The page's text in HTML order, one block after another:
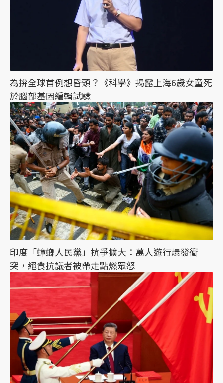
為拚全球首例想昏頭？《科學》揭露上海6歲女童死
於腦部基因編輯試驗
印度「蟑螂人民黨」抗爭擴大：萬人遊行爆發衝
突，絕食抗議者被帶走點燃眾怒